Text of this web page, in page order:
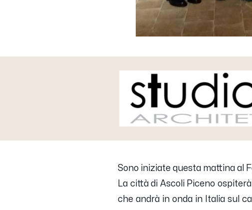
Sono iniziate questa mattina al
La città di Ascoli Piceno
che andrà in onda in Italia sul